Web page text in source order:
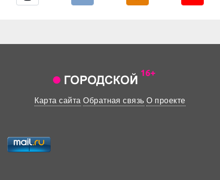
Карта сайта Обратная связь О проекте